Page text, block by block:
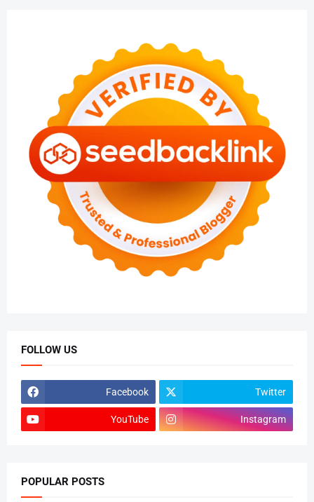
FOLLOW US
Facebook Twitter
YouTube Instagram
POPULAR POSTS